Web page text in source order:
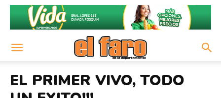
EL PRIMER VIVO, TODO